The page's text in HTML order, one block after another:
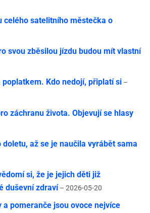
celého satelitního městečka o
svou zběsilou jízdu budou mít vlastní
Kdo nedojí, připlatí si –
záchranu života. Objevují se hlasy
až se je naučila vyrábět sama
si, že je jejich děti již
duševní zdraví – 2026-05-20
pomeranče jsou ovoce nejvíce